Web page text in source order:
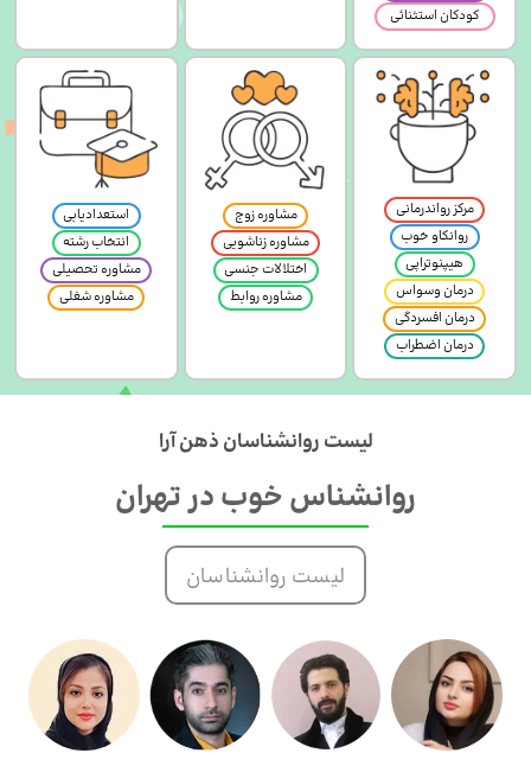
کودکان استثنائی
مرکز رواندرمانی
روانکاو خوب
هیپنوتراپی
درمان وسواس
درمان افسردگی
درمان اضطراب
مشاوره زوج
مشاوره زناشویی
اختلالات جنسی
مشاوره روابط
استعدادیابی
انتخاب رشته
مشاوره تحصیلی
مشاوره شغلی
لیست روانشناسان ذهن آرا
روانشناس خوب در تهران
لیست روانشناسان